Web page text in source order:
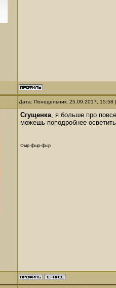
Дата: Понедельник, 25.09.2017,
Сгущенка, я больше про
можешь поподробнее
Фыр-фыр-фыр